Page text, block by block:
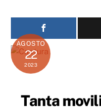
AGOSTO
22
2023
Tanta